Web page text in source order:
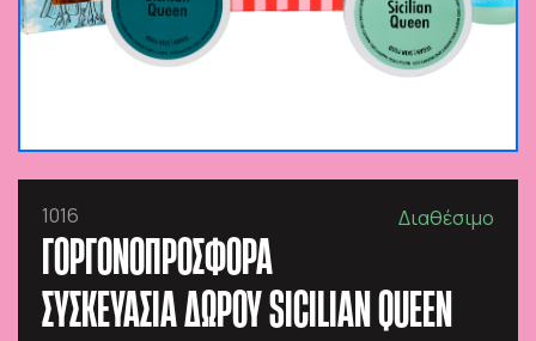
1016 Διαθέσιμο
ΓΟΡΓΟΝΟΠΡΟΣΦΟΡΑ
ΣΥΣΚΕΥΑΣΙΑ ΔΩΡΟΥ SICILIAN QUEEN